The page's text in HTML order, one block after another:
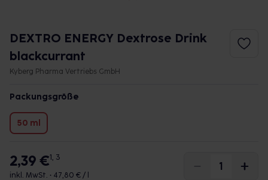
DEXTRO ENERGY Dextrose Drink
blackcurrant
Kyberg Pharma Vertriebs GmbH
Packungsgröße
50 ml
2,39 €1, 3
inkl. MwSt. • 47,80 € / l